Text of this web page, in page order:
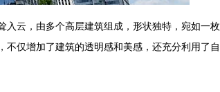
入云，由多个高层建筑组成，形状独特，宛如一枚
仅增加了建筑的透明感和美感，还充分利用了自